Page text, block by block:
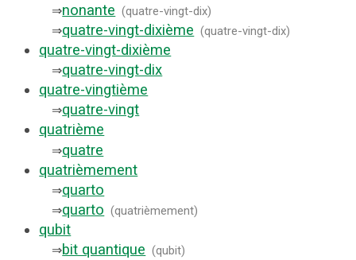
⇒nonante (quatre-vingt-dix)
⇒quatre-vingt-dixième (quatre-vingt-dix)
quatre-vingt-dixième
⇒quatre-vingt-dix
quatre-vingtième
⇒quatre-vingt
quatrième
⇒quatre
quatrièmement
⇒quarto
⇒quarto (quatrièmement)
qubit
⇒bit quantique (qubit)